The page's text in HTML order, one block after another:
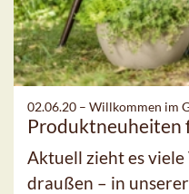
02.06.20 – Willkommen im
Produktneuheiten
Aktuell zieht es
draußen – in